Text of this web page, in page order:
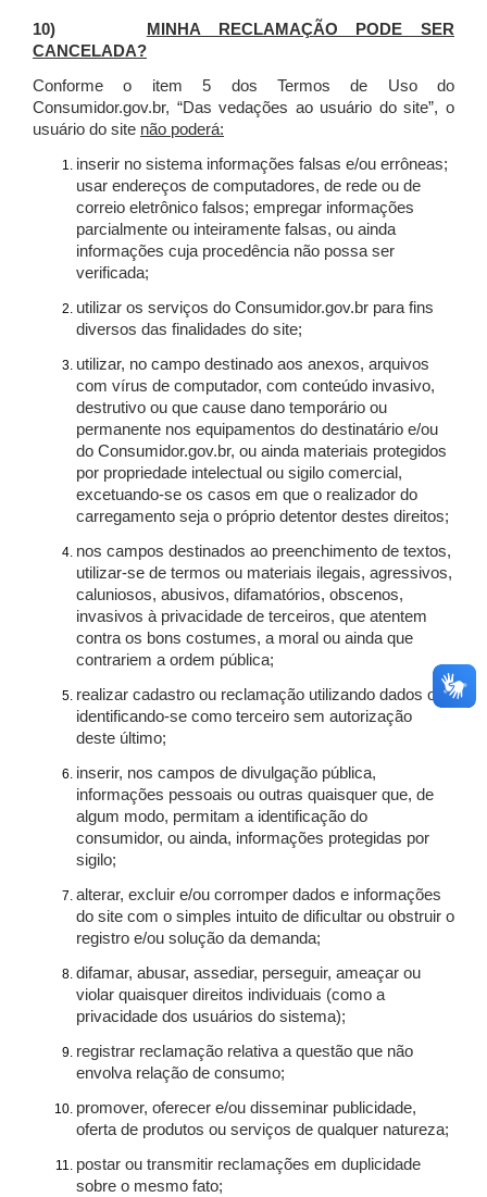
10)
MINHA RECLAMAÇÃO PODE SER
CANCELADA?
Conforme o item 5 dos Termos de Uso do
Consumidor.gov.br, “Das vedações ao usuário do site”, o
usuário do site não poderá:
inserir no sistema informações falsas e/ou errôneas;
usar endereços de computadores, de rede ou de
correio eletrônico falsos; empregar informações
parcialmente ou inteiramente falsas, ou ainda
informações cuja procedência não possa ser
verificada;
utilizar os serviços do Consumidor.gov.br para fins
diversos das finalidades do site;
utilizar, no campo destinado aos anexos, arquivos
com vírus de computador, com conteúdo invasivo,
destrutivo ou que cause dano temporário ou
permanente nos equipamentos do destinatário e/ou
do Consumidor.gov.br, ou ainda materiais protegidos
por propriedade intelectual ou sigilo comercial,
excetuando-se os casos em que o realizador do
carregamento seja o próprio detentor destes direitos;
nos campos destinados ao preenchimento de textos,
utilizar-se de termos ou materiais ilegais, agressivos,
caluniosos, abusivos, difamatórios, obscenos,
invasivos à privacidade de terceiros, que atentem
contra os bons costumes, a moral ou ainda que
contrariem a ordem pública;
realizar cadastro ou reclamação utilizando dados ou
identificando-se como terceiro sem autorização
deste último;
inserir, nos campos de divulgação pública,
informações pessoais ou outras quaisquer que, de
algum modo, permitam a identificação do
consumidor, ou ainda, informações protegidas por
sigilo;
alterar, excluir e/ou corromper dados e informações
do site com o simples intuito de dificultar ou obstruir o
registro e/ou solução da demanda;
difamar, abusar, assediar, perseguir, ameaçar ou
violar quaisquer direitos individuais (como a
privacidade dos usuários do sistema);
registrar reclamação relativa a questão que não
envolva relação de consumo;
promover, oferecer e/ou disseminar publicidade,
oferta de produtos ou serviços de qualquer natureza;
postar ou transmitir reclamações em duplicidade
sobre o mesmo fato;